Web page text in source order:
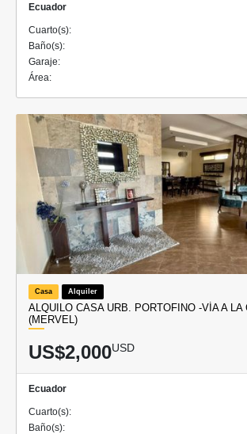
Ecuador
Cuarto(s):
Baño(s):
Garaje:
Área:
Casa Alquiler
ALQUILO CASA URB. PORTOFINO -VÍA A LA
(MERVEL)
US$2,000USD
Ecuador
Cuarto(s):
Baño(s):